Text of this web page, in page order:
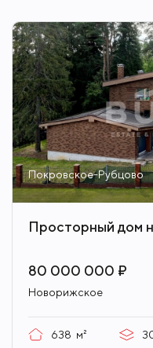
Покровское-Рубцово
Просторный дом
80 000 000 ₽
Новорижское
638 м²